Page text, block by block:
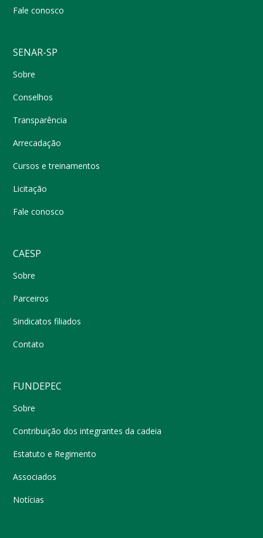
Fale conosco
SENAR-SP
Sobre
Conselhos
Transparência
Arrecadação
Cursos e treinamentos
Licitação
Fale conosco
CAESP
Sobre
Parceiros
Sindicatos filiados
Contato
FUNDEPEC
Sobre
Contribuição dos integrantes da cadeia
Estatuto e Regimento
Associados
Notícias